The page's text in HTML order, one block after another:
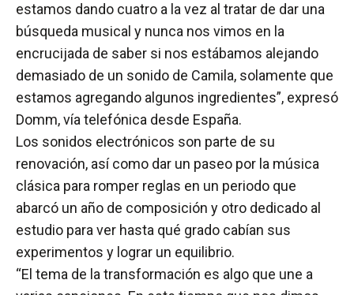
estamos dando cuatro a la vez al tratar de dar una
búsqueda musical y nunca nos vimos en la
encrucijada de saber si nos estábamos alejando
demasiado de un sonido de Camila, solamente que
estamos agregando algunos ingredientes”, expresó
Domm, vía telefónica desde España.
Los sonidos electrónicos son parte de su
renovación, así como dar un paseo por la música
clásica para romper reglas en un periodo que
abarcó un año de composición y otro dedicado al
estudio para ver hasta qué grado cabían sus
experimentos y lograr un equilibrio.
“El tema de la transformación es algo que une a